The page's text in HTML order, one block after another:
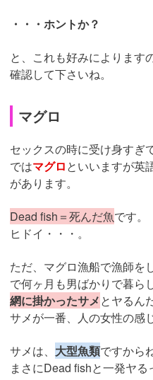
・・・ホントか？
と、これも好みによります
確認して下さいね。
マグロ
セックスの時に受け身すぎ
ではマグロといいますが英
があります。
Dead fish＝死んだ魚です。
ヒドイ・・・。
ただ、マグロ漁船で漁師を
で何ヶ月も男ばかりで暮ら
網に掛かったサメとヤるん
サメが一番、人の女性の感
サメは、 大型魚類ですからね
まさにDead fishと一発ヤる